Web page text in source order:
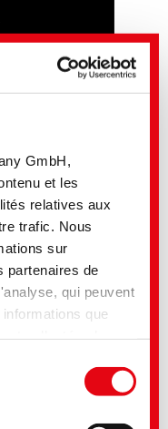
GmbH,
et les
relatives aux
trafic. Nous
sur
partenaires de
qui peuvent
que
utiliser notre site
transmises aux